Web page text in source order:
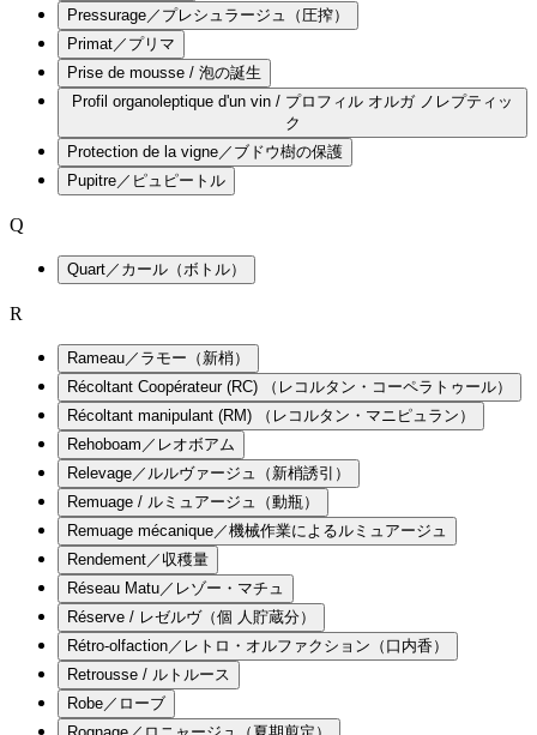
Pressurage／プレシュラージュ（圧搾）
Primat／プリマ
Prise de mousse / 泡の誕生
Profil organoleptique d'un vin / プロフィル オルガ ノレプティッ
ク
Protection de la vigne／ブドウ樹の保護
Pupitre／ピュピートル
Q
Quart／カール（ボトル）
R
Rameau／ラモー（新梢）
Récoltant Coopérateur (RC) （レコルタン・コーペラトゥール）
Récoltant manipulant (RM) （レコルタン・マニピュラン）
Rehoboam／レオボアム
Relevage／ルルヴァージュ（新梢誘引）
Remuage / ルミュアージュ（動瓶）
Remuage mécanique／機械作業によるルミュアージュ
Rendement／収穫量
Réseau Matu／レゾー・マチュ
Réserve / レゼルヴ（個 人貯蔵分）
Rétro-olfaction／レトロ・オルファクション（口内香）
Retrousse / ルトルース
Robe／ローブ